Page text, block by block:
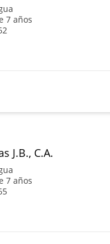
7 años
J.B., C.A.
7 años